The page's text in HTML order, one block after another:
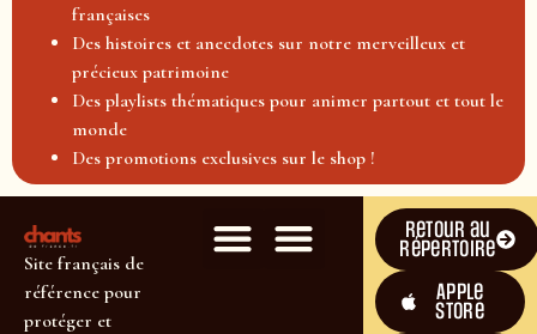
françaises
Des histoires et anecdotes sur notre merveilleux et
précieux patrimoine
Des playlists thématiques pour animer partout et tout le
monde
Des promotions exclusives sur le shop !
Site français de
référence pour
protéger et
Retour au
répertoire
Apple
Store